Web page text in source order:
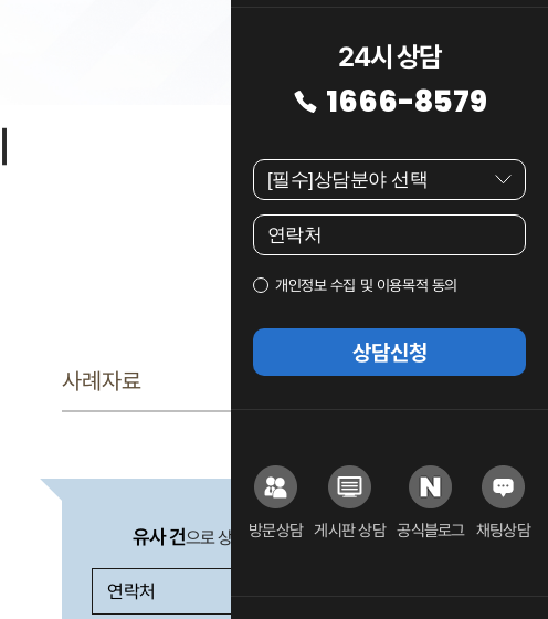
24시 상담
1666-8579
개인정보 수집 및 이용목적 동의
상담신청
방문상담 게시판 상담 공식블로그 채팅상담
사례자료
유사 건으로 상담 필요 시